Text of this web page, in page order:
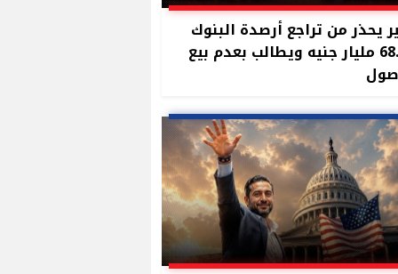
يحذر من تراجع أرصدة البنوك
بـ68.9 مليار جنيه ويطالب بعدم بيع